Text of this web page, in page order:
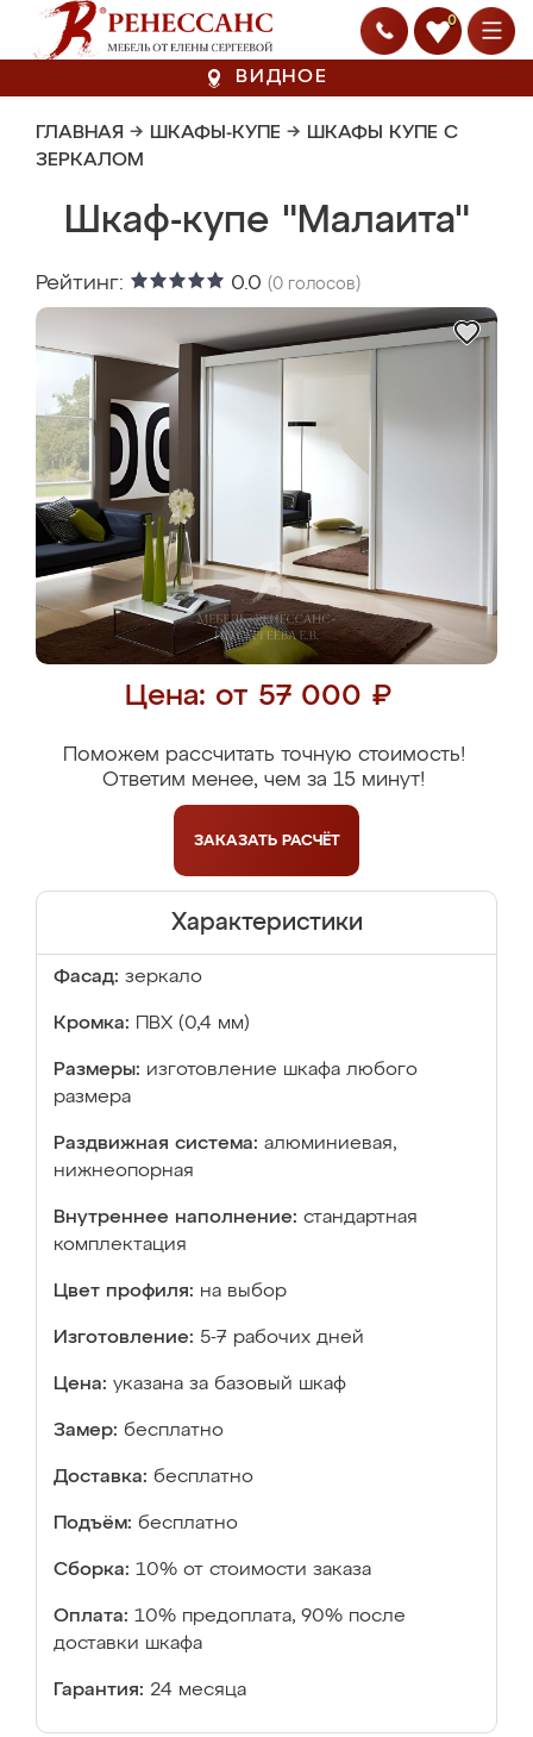
0
ВИДНОЕ
ГЛАВНАЯ → ШКАФЫ-КУПЕ → ШКАФЫ КУПЕ С
ЗЕРКАЛОМ
Шкаф-купе "Малаита"
Рейтинг: 0.0 (0 голосов)
Цена: от 57 000 ₽
Поможем рассчитать точную стоимость!
Ответим менее, чем за 15 минут!
ЗАКАЗАТЬ РАСЧЁТ
Характеристики
Фасад: зеркало
Кромка: ПВХ (0,4 мм)
Размеры: изготовление шкафа любого
размера
Раздвижная система: алюминиевая,
нижнеопорная
Внутреннее наполнение: стандартная
комплектация
Цвет профиля: на выбор
Изготовление: 5-7 рабочих дней
Цена: указана за базовый шкаф
Замер: бесплатно
Доставка: бесплатно
Подъём: бесплатно
Сборка: 10% от стоимости заказа
Оплата: 10% предоплата, 90% после
доставки шкафа
Гарантия: 24 месяца